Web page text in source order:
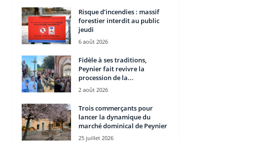
Risque d’incendies : massif
forestier interdit au public
jeudi
6 août 2026
Fidèle à ses traditions,
Peynier fait revivre la
procession de la...
2 août 2026
Trois commerçants pour
lancer la dynamique du
marché dominical de Peynier
25 juillet 2026